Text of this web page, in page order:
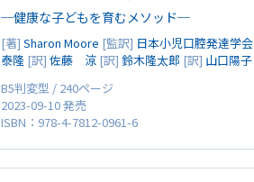
─健康な子どもを育むメソッド─
[著] Sharon Moore [監訳] 日本小児口腔発達学会
泰隆 [訳] 佐藤 涼 [訳] 鈴木隆太郎 [訳] 山口陽子
B5判変型 / 240ページ
2023-09-10 発売
ISBN：978-4-7812-0961-6